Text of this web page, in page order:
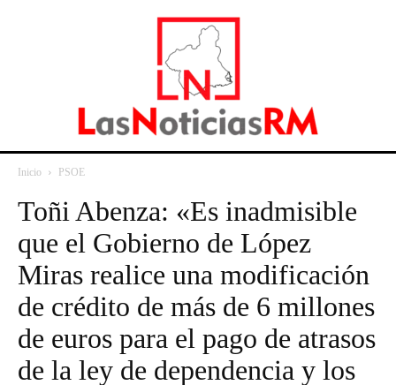
Inicio PSOE
Toñi Abenza: «Es inadmisible
que el Gobierno de López
Miras realice una modificación
de crédito de más de 6 millones
de euros para el pago de atrasos
de la ley de dependencia y los